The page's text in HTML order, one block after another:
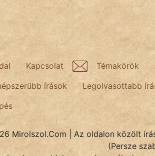
Kapcsolat Témakörök
írások
Legolvasottabb
Mirolszol.Com | Az oldalon közölt
(Persze